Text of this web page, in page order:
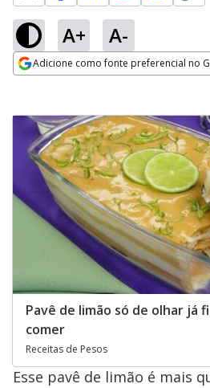
A+ A-
Adicione como fonte preferencial no
Pavê de limão só de olhar já
comer
Receitas de Pesos
Esse pavê de limão é mais